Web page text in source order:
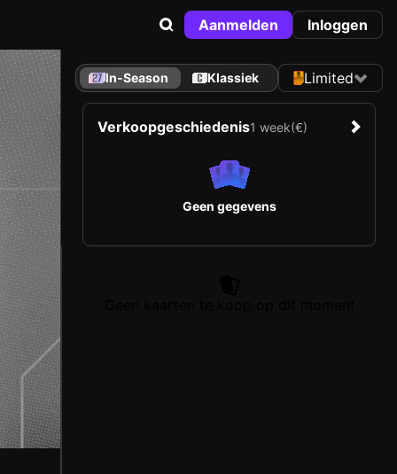
Aanmelden Inloggen
In-Season Klassiek Limited
Verkoopgeschiedenis1 week(€)
Geen gegevens